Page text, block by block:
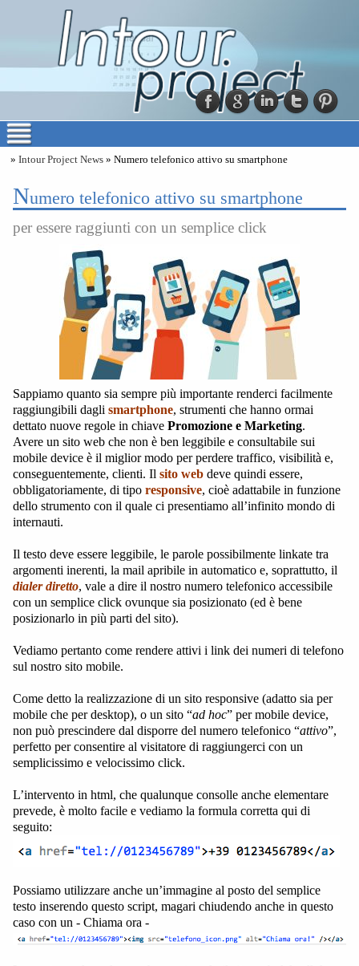
» Intour Project News » Numero telefonico attivo su smartphone
Numero telefonico attivo su smartphone
per essere raggiunti con un semplice click
Sappiamo quanto sia sempre più importante renderci facilmente
raggiungibili dagli smartphone, strumenti che hanno ormai
dettato nuove regole in chiave Promozione e Marketing.
Avere un sito web che non è ben leggibile e consultabile sui
mobile device è il miglior modo per perdere traffico, visibilità e,
conseguentemente, clienti. Il sito web deve quindi essere,
obbligatoriamente, di tipo responsive, cioè adattabile in funzione
dello strumento con il quale ci presentiamo all’infinito mondo di
internauti.
Il testo deve essere leggibile, le parole possibilmente linkate tra
argomenti inerenti, la mail apribile in automatico e, soprattutto, il
dialer diretto, vale a dire il nostro numero telefonico accessibile
con un semplice click ovunque sia posizionato (ed è bene
posizionarlo in più parti del sito).
Vediamo pertanto come rendere attivi i link dei numeri di telefono
sul nostro sito mobile.
Come detto la realizzazione di un sito responsive (adatto sia per
mobile che per desktop), o un sito “ad hoc” per mobile device,
non può prescindere dal disporre del numero telefonico “attivo”,
perfetto per consentire al visitatore di raggiungerci con un
semplicissimo e velocissimo click.
L’intervento in html, che qualunque consolle anche elementare
prevede, è molto facile e vediamo la formula corretta qui di
seguito:
Possiamo utilizzare anche un’immagine al posto del semplice
testo inserendo questo script, magari chiudendo anche in questo
caso con un - Chiama ora -